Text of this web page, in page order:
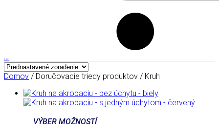
…
Domov / Doručovacie triedy produktov / Kruh
VÝBER MOŽNOSTÍ